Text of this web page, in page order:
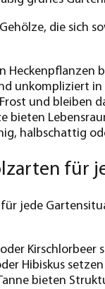
die sich
Heckenpflanzen
unkompliziert
und bleiben
bieten
halbschattig
für
jede
Hibiskus
bieten